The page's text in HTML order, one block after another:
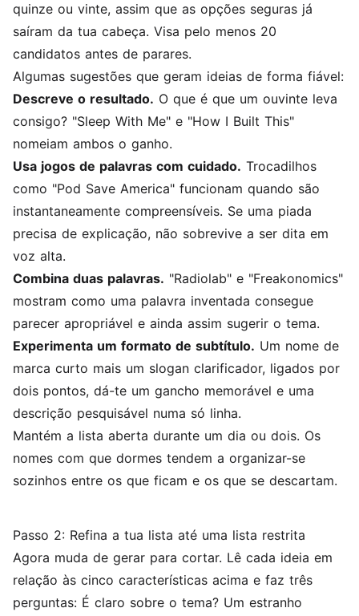
quinze ou vinte, assim que as opções seguras já
saíram da tua cabeça. Visa pelo menos 20
candidatos antes de parares.
Algumas sugestões que geram ideias de forma fiável:
Descreve o resultado. O que é que um ouvinte leva
consigo? "Sleep With Me" e "How I Built This"
nomeiam ambos o ganho.
Usa jogos de palavras com cuidado. Trocadilhos
como "Pod Save America" funcionam quando são
instantaneamente compreensíveis. Se uma piada
precisa de explicação, não sobrevive a ser dita em
voz alta.
Combina duas palavras. "Radiolab" e "Freakonomics"
mostram como uma palavra inventada consegue
parecer apropriável e ainda assim sugerir o tema.
Experimenta um formato de subtítulo. Um nome de
marca curto mais um slogan clarificador, ligados por
dois pontos, dá-te um gancho memorável e uma
descrição pesquisável numa só linha.
Mantém a lista aberta durante um dia ou dois. Os
nomes com que dormes tendem a organizar-se
sozinhos entre os que ficam e os que se descartam.
Passo 2: Refina a tua lista até uma lista restrita
Agora muda de gerar para cortar. Lê cada ideia em
relação às cinco características acima e faz três
perguntas: É claro sobre o tema? Um estranho